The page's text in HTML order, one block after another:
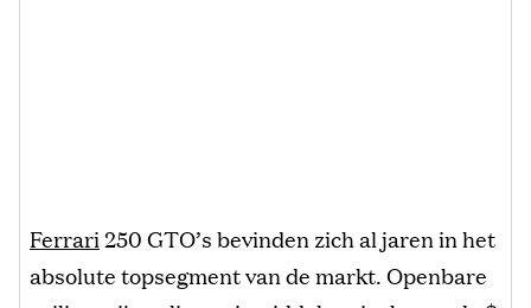
Ferrari 250 GTO’s bevinden zich al jaren in het
absolute topsegment van de markt. Openbare